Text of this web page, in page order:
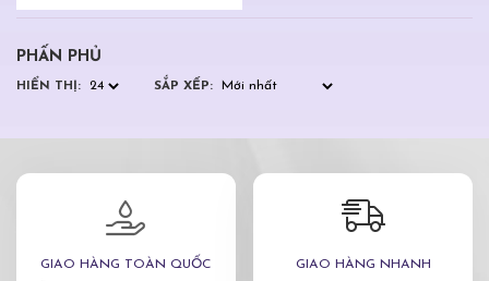
PHẤN PHỦ
HIỂN THỊ: SẮP XẾP:
GIAO HÀNG TOÀN QUỐC
GIAO HÀNG NHANH